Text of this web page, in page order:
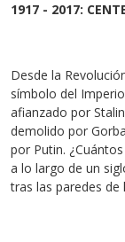
1917 - 2017:
Desde la
símbolo del
afianzado por
demolido por
por Putin.
a lo largo de un
tras las paredes